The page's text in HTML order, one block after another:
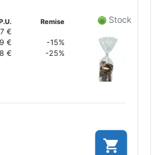
Remise
€
€
-15%
€ -25%
Stock
